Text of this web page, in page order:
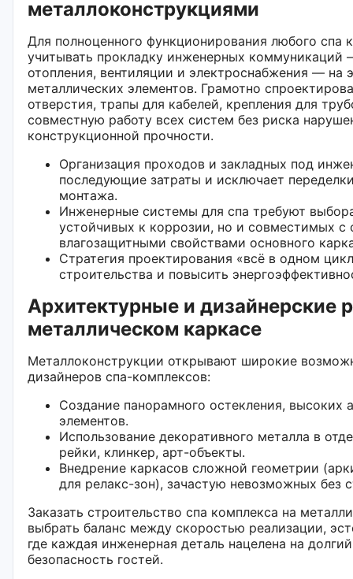
металлоконструкциями
Для полноценного функционирования любого спа
учитывать прокладку инженерных
отопления, вентиляции и электроснабжения — на
металлических элементов. Грамотно
отверстия, трапы для кабелей, крепления для
совместную работу всех систем без риска
конструкционной прочности.
Организация проходов и закладных под
последующие затраты и исключает
монтажа.
Инженерные системы для спа требуют
устойчивых к коррозии, но и совместимых с
влагозащитными свойствами основного
Стратегия проектирования «всё в одном
строительства и повысить
Архитектурные и дизайнерские
металлическом каркасе
Металлоконструкции открывают широкие
дизайнеров спа-комплексов:
Создание панорамного остекления, высоких
элементов.
Использование декоративного металла в
рейки, клинкер, арт-объекты.
Внедрение каркасов сложной геометрии
для релакс-зон), зачастую невозможных без
Заказать строительство спа комплекса на
выбрать баланс между скоростью реализации,
где каждая инженерная деталь нацелена на
безопасность гостей.